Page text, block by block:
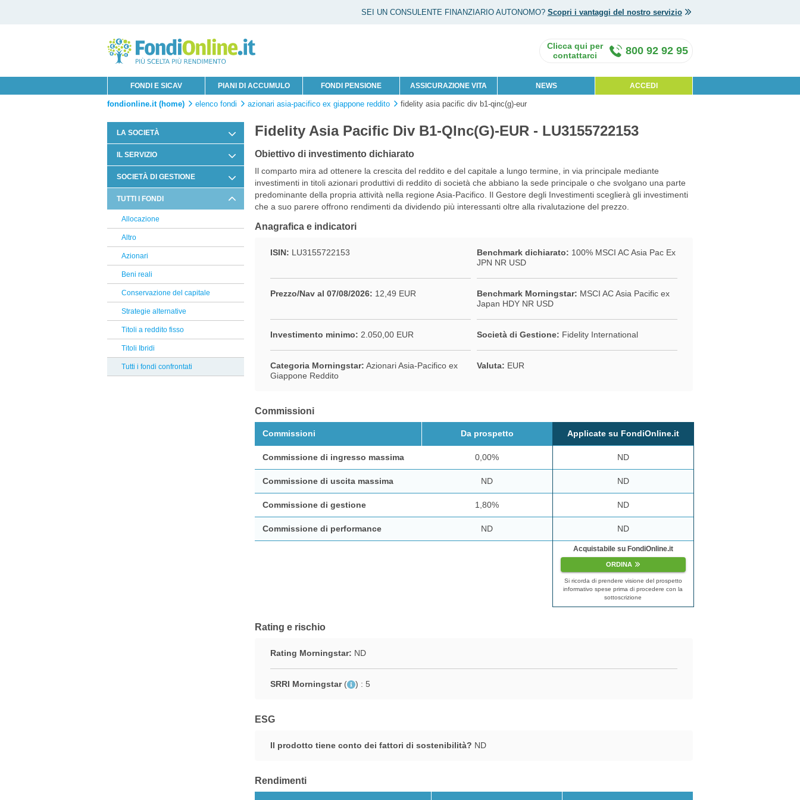
SEI UN CONSULENTE FINANZIARIO AUTONOMO? Scopri i vantaggi del nostro servizio
FONDI E SICAV PIANI DI ACCUMULO FONDI PENSIONE ASSICURAZIONE VITA NEWS ACCEDI
800 92 92 95
fondionline.it (home) elenco fondi azionari asia-pacifico ex giappone reddito fidelity asia pacific div b1-qinc(g)-eur
LA SOCIETÀ
Chi è Innofin Sim
Organi Sociali
News Fondi
IL SERVIZIO
Condizioni di Utilizzo
Legale
Arbitro Controversie Finanziarie
Informativa Privacy
Informativa Cookie
Reclami Assicurativi
Reclami Servizio di Investimento
SOCIETÀ DI GESTIONE
8a+
Vontobel
Janus Henderson
BNY Mellon
Flossbach von Storch
Rubrics
Amundi
Compass
Natixis
Robeco
TUTTI I FONDI
Allocazione
Altro
Azionari
Beni reali
Conservazione del capitale
Strategie alternative
Titoli a reddito fisso
Titoli Ibridi
Tutti i fondi confrontati
Fidelity Asia Pacific Div B1-QInc(G)-EUR - LU3155722153
Obiettivo di investimento dichiarato
Il comparto mira ad ottenere la crescita del reddito e del capitale a lungo termine, in via principale mediante
investimenti in titoli azionari produttivi di reddito di società che abbiano la sede principale o che svolgano una parte
predominante della propria attività nella regione Asia-Pacifico. Il Gestore degli Investimenti sceglierà gli investimenti
che a suo parere offrono rendimenti da dividendo più interessanti oltre alla rivalutazione del prezzo.
Anagrafica e indicatori
ISIN: LU3155722153 Benchmark dichiarato: 100% MSCI AC Asia Pac Ex
JPN NR USD
Prezzo/Nav al 07/08/2026: 12,49 EUR Benchmark Morningstar: MSCI AC Asia Pacific ex
Japan HDY NR USD
Investimento minimo: 2.050,00 EUR Società di Gestione: Fidelity International
Categoria Morningstar: Azionari Asia-Pacifico ex
Giappone Reddito
Valuta: EUR
Commissioni
Commissioni Da prospetto Applicate su FondiOnline.it
Commissione di ingresso massima 0,00% ND
Commissione di uscita massima ND ND
Commissione di gestione 1,80% ND
Commissione di performance ND ND
Acquistabile su FondiOnline.it
ORDINA
Si ricorda di prendere visione del prospetto
informativo spese prima di procedere con la
sottoscrizione
Rating e rischio
Rating Morningstar: ND
SRRI Morningstar ( ) : 5
ESG
Il prodotto tiene conto dei fattori di sostenibilità? ND
Rendimenti